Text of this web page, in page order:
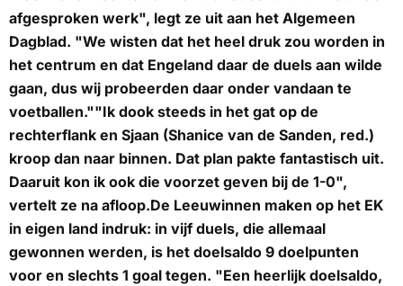
afgesproken werk", legt ze uit aan het Algemeen
Dagblad. "We wisten dat het heel druk zou worden in
het centrum en dat Engeland daar de duels aan wilde
gaan, dus wij probeerden daar onder vandaan te
voetballen.""Ik dook steeds in het gat op de
rechterflank en Sjaan (Shanice van de Sanden, red.)
kroop dan naar binnen. Dat plan pakte fantastisch uit.
Daaruit kon ik ook die voorzet geven bij de 1-0",
vertelt ze na afloop.De Leeuwinnen maken op het EK
in eigen land indruk: in vijf duels, die allemaal
gewonnen werden, is het doelsaldo 9 doelpunten
voor en slechts 1 goal tegen. "Een heerlijk doelsaldo,